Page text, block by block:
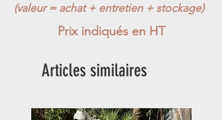
(valeur = achat + entretien + stockage)
Prix indiqués en HT
Articles similaires